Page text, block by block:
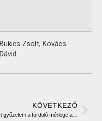
Bukics Zsolt, Kovács
Dávid
KÖVETKEZŐ
Két győzelem a forduló mérlege a Cougarsnak